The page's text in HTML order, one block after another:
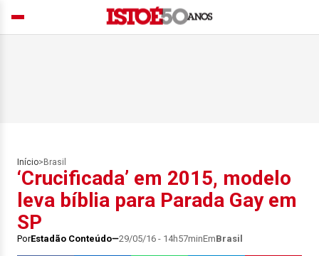
Início> Brasil
‘Crucificada’ em 2015, modelo
leva bíblia para Parada Gay em
SP
PorEstadão Conteúdo 29/05/16 - 14h57minEmBrasil